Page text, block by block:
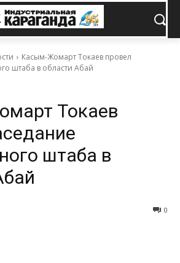
Касым-Жомарт Токаев провел
штаба в области Абай
Токаев
штаба в
0